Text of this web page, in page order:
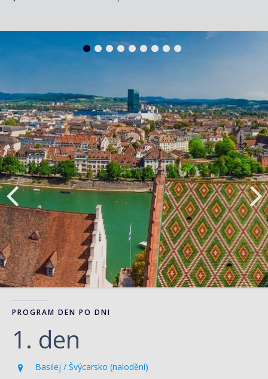
PROGRAM DEN PO DNI
1. den
Basilej / Švýcarsko (nalodění)